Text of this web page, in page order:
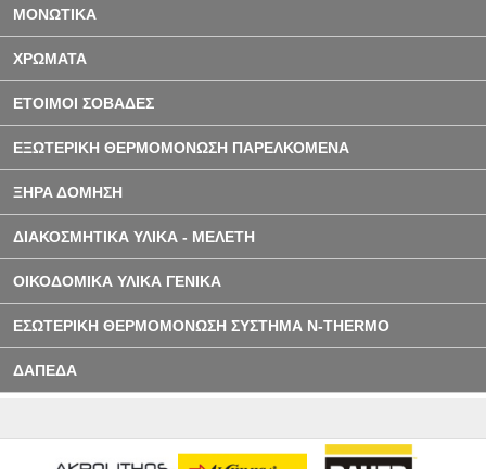
ΜΟΝΩΤΙΚΑ
ΧΡΩΜΑΤΑ
ΕΤΟΙΜΟΙ ΣΟΒΑΔΕΣ
ΕΞΩΤΕΡΙΚΗ ΘΕΡΜΟΜΟΝΩΣΗ ΠΑΡΕΛΚΟΜΕΝΑ
ΞΗΡΑ ΔΟΜΗΣΗ
ΔΙΑΚΟΣΜΗΤΙΚΑ ΥΛΙΚΑ - ΜΕΛΕΤΗ
ΟΙΚΟΔΟΜΙΚΑ ΥΛΙΚΑ ΓΕΝΙΚΑ
ΕΣΩΤΕΡΙΚΗ ΘΕΡΜΟΜΟΝΩΣΗ ΣΥΣΤΗΜΑ N-THERMO
ΔΑΠΕΔΑ